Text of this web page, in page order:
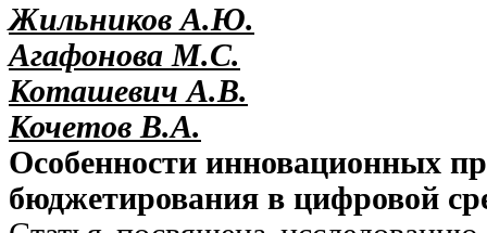
Жильников А.Ю.
Агафонова М.С.
Коташевич А.В.
Кочетов В.А.
Особенности инновационных
бюджетирования в цифровой